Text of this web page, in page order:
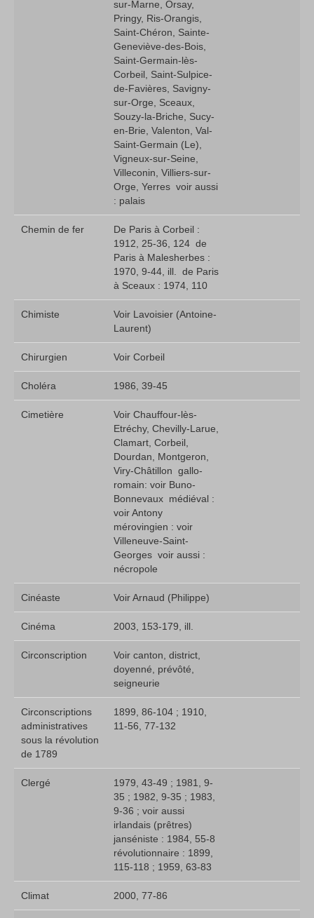
sur-Marne, Orsay,
Pringy, Ris-Orangis,
Saint-Chéron, Sainte-
Geneviève-des-Bois,
Saint-Germain-lès-
Corbeil, Saint-Sulpice-
de-Favières, Savigny-
sur-Orge, Sceaux,
Souzy-la-Briche, Sucy-
en-Brie, Valenton, Val-
Saint-Germain (Le),
Vigneux-sur-Seine,
Villeconin, Villiers-sur-
Orge, Yerres  voir aussi
: palais
Chemin de fer
De Paris à Corbeil :
1912, 25-36, 124  de
Paris à Malesherbes :
1970, 9-44, ill.  de Paris
à Sceaux : 1974, 110
Chimiste
Voir Lavoisier (Antoine-
Laurent)
Chirurgien Voir Corbeil
Choléra 1986, 39-45
Cimetière
Voir Chauffour-lès­
Etréchy, Chevilly-Larue,
Clamart, Corbeil,
Dourdan, Montgeron,
Viry-Châtillon  gallo-
romain: voir Buno-
Bonnevaux  médiéval :
voir Antony 
mérovingien : voir
Villeneuve-Saint-
Georges  voir aussi :
nécropole
Cinéaste Voir Arnaud (Philippe)
Cinéma 2003, 153-179, ill.
Circonscription
Voir canton, district,
doyenné, prévôté,
seigneurie
Circonscriptions
administratives
sous la révolution
de 1789
1899, 86-104 ; 1910,
11-56, 77-132
Clergé
1979, 43-49 ; 1981, 9-
35 ; 1982, 9-35 ; 1983,
9-36 ; voir aussi
irlandais (prêtres) 
janséniste : 1984, 55-8 
révolutionnaire : 1899,
115-118 ; 1959, 63-83
Climat 2000, 77-86